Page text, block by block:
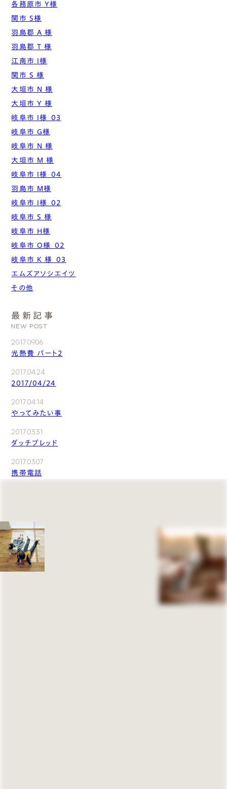
各務原市 Y様
関市 S様
羽島郡 A 様
羽島郡 T 様
江南市 I様
関市 S 様
大垣市 N 様
大垣市 Y 様
岐阜市 I様_03
岐阜市 G様
岐阜市 N 様
大垣市 M 様
岐阜市 I様_04
羽島市 M様
岐阜市 I様_02
岐阜市 S 様
岐阜市 H様
岐阜市 O様_02
岐阜市 K 様_03
エムズアソシエイツ
その他
最新記事
NEW POST
2017.09.06
光熱費 パート2
2017.04.24
2017/04/24
2017.04.14
やってみたい事
2017.03.31
ダッチブレッド
2017.03.07
携帯電話